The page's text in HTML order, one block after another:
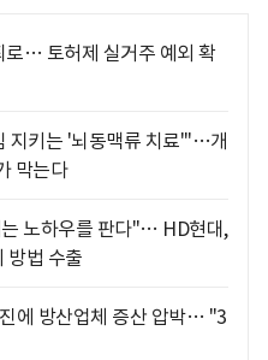
로… 토허제 실거주 예외 확
지키는 '뇌동맥류 치료'"…개
막는다
노하우를 판다"… HD현대,
방법 수출
에 방산업체 증산 압박… "3